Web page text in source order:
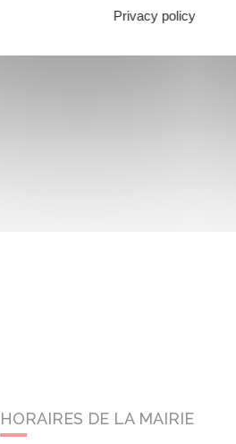
HORAIRES DE LA MAIRIE
Privacy policy